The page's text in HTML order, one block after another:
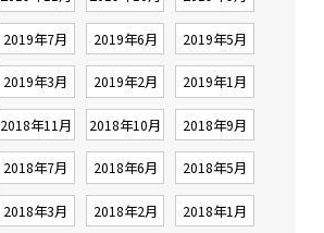
2019年7月 2019年6月 2019年5月
2019年3月 2019年2月 2019年1月
2018年11月 2018年10月 2018年9月
2018年7月 2018年6月 2018年5月
2018年3月 2018年2月 2018年1月